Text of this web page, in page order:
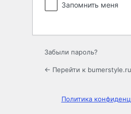
Запомнить меня
Забыли пароль?
← Перейти к bumerstyle.ru
Политика